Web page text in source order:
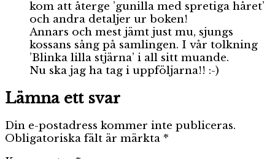
kom att återge ’gunilla med spretiga håret’
och andra detaljer ur boken!
Annars och mest jämt just mu, sjungs
kossans sång på samlingen. I vår tolkning
’Blinka lilla stjärna’ i all sitt muande.
Nu ska jag ha tag i uppföljarna!! :-)
Lämna ett svar
Din e-postadress kommer inte publiceras.
Obligatoriska fält är märkta *